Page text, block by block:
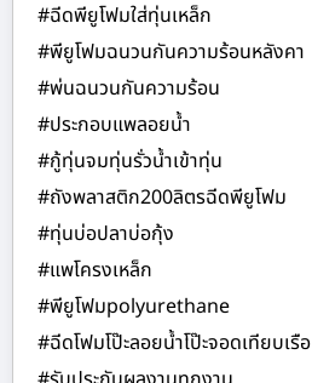
#ฉีดพียูโฟมใส่ทุ่นเหล็ก
#พียูโฟมฉนวนกันความร้อนหลังคา
#พ่นฉนวนกันความร้อน
#ประกอบแพลอยน้ำ
#กู้ทุ่นจมทุ่นรั่วน้ำเข้าทุ่น
#ถังพลาสติก200ลิตรฉีดพียูโฟม
#ทุ่นบ่อปลาบ่อกุ้ง
#แพโครงเหล็ก
#พียูโฟมpolyurethane
#ฉีดโฟมโป๊ะลอยน้ำโป๊ะจอดเทียบเรือ